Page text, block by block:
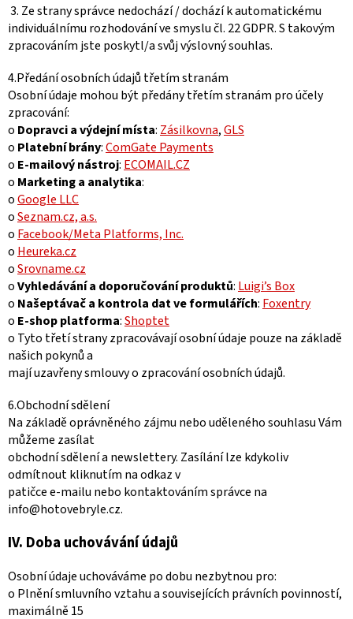
3. Ze strany správce nedochází / dochází k automatickému
individuálnímu rozhodování ve smyslu čl. 22 GDPR. S takovým
zpracováním jste poskytl/a svůj výslovný souhlas.
4.Předání osobních údajů třetím stranám
Osobní údaje mohou být předány třetím stranám pro účely
zpracování:
o Dopravci a výdejní místa: Zásilkovna,GLS
o Platební brány:ComGate Payments
o E-mailový nástroj: ECOMAIL.CZ
o Marketing a analytika:
oGoogle LLC
oSeznam.cz, a.s.
o Facebook/Meta Platforms, Inc.
o Heureka.cz
oSrovname.cz
oVyhledávání a doporučování produktů: Luigi’s Box
o Našeptávač a kontrola dat ve formulářích: Foxentry
o E-shop platforma:Shoptet
o Tyto třetí strany zpracovávají osobní údaje pouze na základě
našich pokynů a
mají uzavřeny smlouvy o zpracování osobních údajů.
6.Obchodní sdělení
Na základě oprávněného zájmu nebo uděleného souhlasu Vám
můžeme zasílat
obchodní sdělení a newslettery. Zasílání lze kdykoliv
odmítnout kliknutím na odkaz v
patičce e-mailu nebo kontaktováním správce na
info@hotovebryle.cz.
IV. Doba uchovávání údajů
Osobní údaje uchováváme po dobu nezbytnou pro:
o Plnění smluvního vztahu a souvisejících právních povinností,
maximálně 15